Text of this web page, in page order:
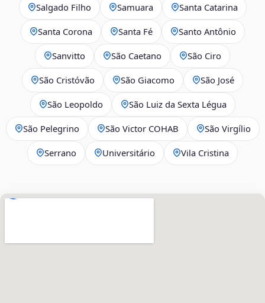
Salgado Filho Samuara Santa Catarina
Santa Corona Santa Fé Santo Antônio
Sanvitto São Caetano São Ciro
São Cristóvão São Giacomo São José
São Leopoldo São Luiz da Sexta Légua
São Pelegrino São Victor COHAB São Virgílio
Serrano Universitário Vila Cristina